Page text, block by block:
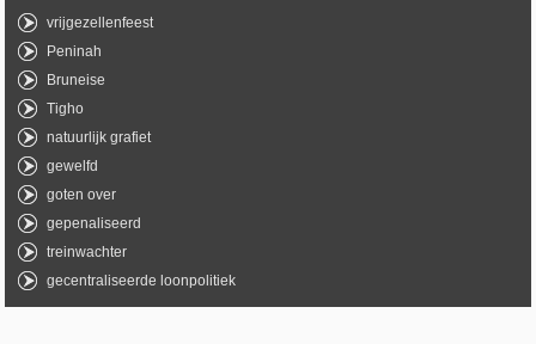
vrijgezellenfeest
Peninah
Bruneise
Tigho
natuurlijk grafiet
gewelfd
goten over
gepenaliseerd
treinwachter
gecentraliseerde loonpolitiek